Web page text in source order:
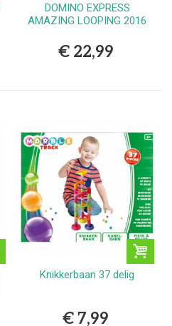
DOMINO EXPRESS
AMAZING LOOPING 2016
€ 22,99
Knikkerbaan 37 delig
€ 7,99